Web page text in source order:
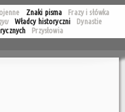
Znaki pisma
Frazy i słówka
Władcy historyczni
Dynastie
Przysłowia